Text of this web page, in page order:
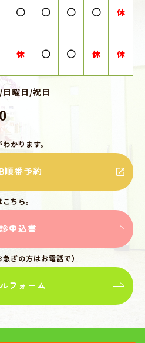
休
休 休 休
日曜日/祝日
かります。
順番予約
ちら。
申込書
ぎの方はお電話で）
フォーム